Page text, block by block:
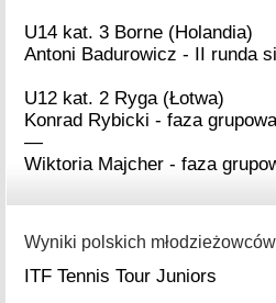
U14 kat. 3 Borne (Holandia)
Antoni Badurowicz - II runda
U12 kat. 2 Ryga (Łotwa)
Konrad Rybicki - faza
—
Wiktoria Majcher - faza
Wyniki polskich
ITF Tennis Tour Juniors